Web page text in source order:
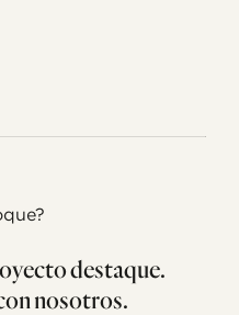
destaque.
nosotros.